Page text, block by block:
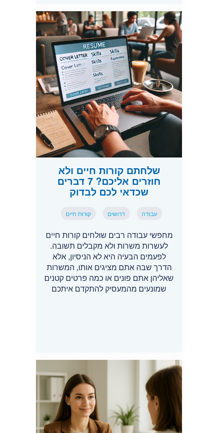
שלחתם קורות חיים ולא
חוזרים אליכם? 7 דברים
שכדאי לכם לבדוק
עבודה דרושים קורות חיים
מחפשי עבודה רבים שולחים קורות חיים
לעשרות משרות ולא מקבלים תשובה.
לפעמים הבעיה היא לא הניסיון, אלא
הדרך שבה אתם מציגים אותו, המשרות
שאליהן אתם פונים או כמה פרטים קטנים
שמונעים מהמעסיק להתקדם איתכם